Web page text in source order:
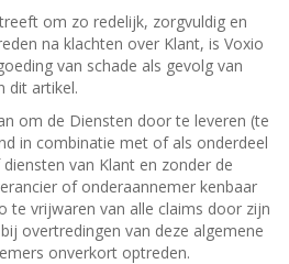
om zo redelijk, zorgvuldig en
na klachten over Klant, is Voxio
van schade als gevolg van
dit artikel.
om de Diensten door te leveren (te
in combinatie met of als onderdeel
van Klant en zonder de
of onderaannemer kenbaar
te vrijwaren van alle claims door zijn
overtredingen van deze algemene
onverkort optreden.